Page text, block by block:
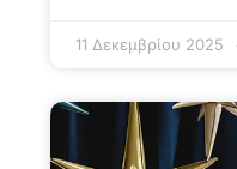
11 Δεκεμβρίου 2025